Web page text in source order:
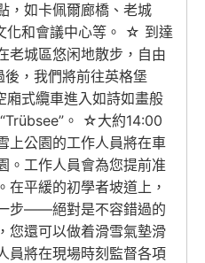
，如卡佩爾廊橋、老城
化和會議中心等。 ☆ 到達
老城區悠闲地散步，自由
，我們將前往英格堡
廂式纜車進入如詩如畫般
。 ☆大約14:00
上公園的工作人員將在車
。工作人員會為您提前准
在平緩的初學者坡道上，
步——絕對是不容錯過的
您還可以做着滑雪氣墊滑
員將在現場時刻監督各項